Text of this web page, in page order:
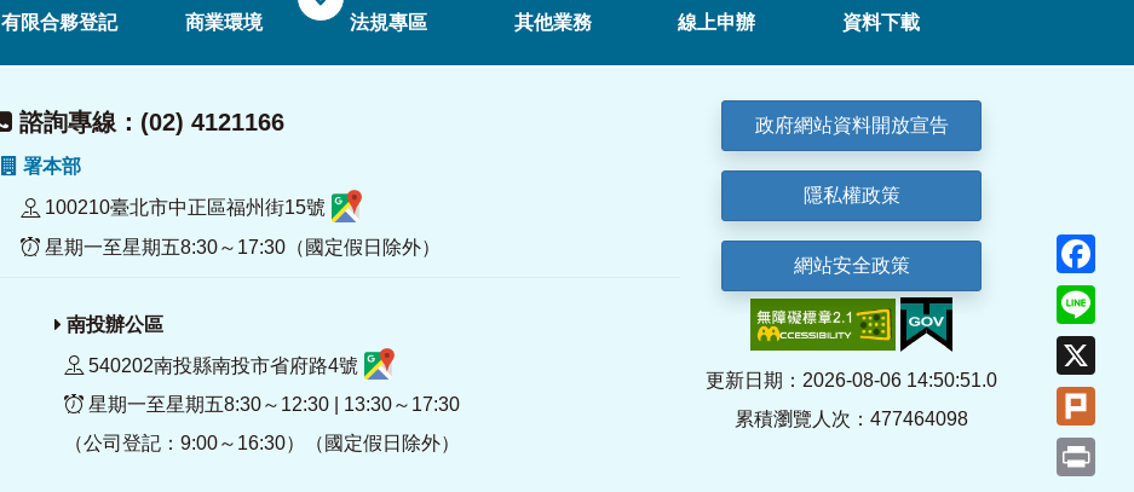
有限合夥登記 商業環境 法規專區 其他業務 線上申辦 資料下載
諮詢專線：(02) 4121166
署本部
100210臺北市中正區福州街15號
星期一至星期五8:30～17:30（國定假日除外）
南投辦公區
540202南投縣南投市省府路4號
星期一至星期五8:30～12:30 | 13:30～17:30
（公司登記：9:00～16:30）（國定假日除外）
政府網站資料開放宣告
隱私權政策
網站安全政策
更新日期：2026-08-06 14:50:51.0
累積瀏覽人次：477464098